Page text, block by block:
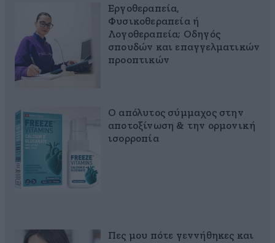
Εργοθεραπεία,
Φυσικοθεραπεία ή
Λογοθεραπεία; Οδηγός
σπουδών και επαγγελματικών
προοπτικών
Ο απόλυτος σύμμαχος στην
αποτοξίνωση & την ορμονική
ισορροπία
Πες μου πότε γεννήθηκες και